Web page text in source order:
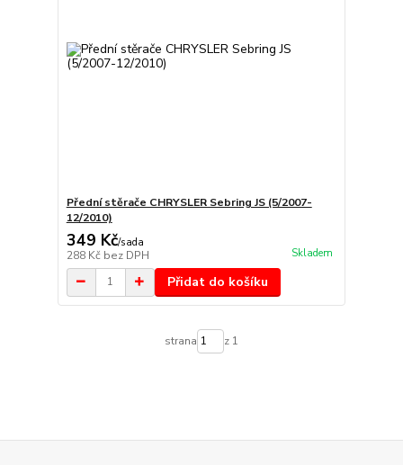
Přední stěrače CHRYSLER Sebring JS (5/2007-
12/2010)
349 Kč/sada
288 Kč bez DPH Skladem
Přidat do košíku
strana z 1